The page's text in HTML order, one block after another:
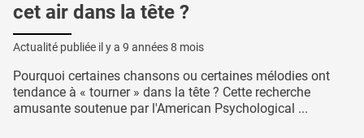
cet air dans la tête ?
Actualité publiée il y a 9 années 8 mois
Pourquoi certaines chansons ou certaines mélodies ont
tendance à « tourner » dans la tête ? Cette recherche
amusante soutenue par l'American Psychological ...